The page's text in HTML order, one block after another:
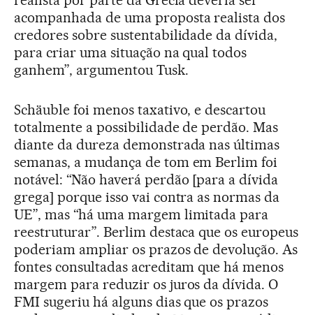
acompanhada de uma proposta realista dos
credores sobre sustentabilidade da dívida,
para criar uma situação na qual todos
ganhem”, argumentou Tusk.
Schäuble foi menos taxativo, e descartou
totalmente a possibilidade de perdão. Mas
diante da dureza demonstrada nas últimas
semanas, a mudança de tom em Berlim foi
notável: “Não haverá perdão [para a dívida
grega] porque isso vai contra as normas da
UE”, mas “há uma margem limitada para
reestruturar”. Berlim destaca que os europeus
poderiam ampliar os prazos de devolução. As
fontes consultadas acreditam que há menos
margem para reduzir os juros da dívida. O
FMI sugeriu há alguns dias que os prazos